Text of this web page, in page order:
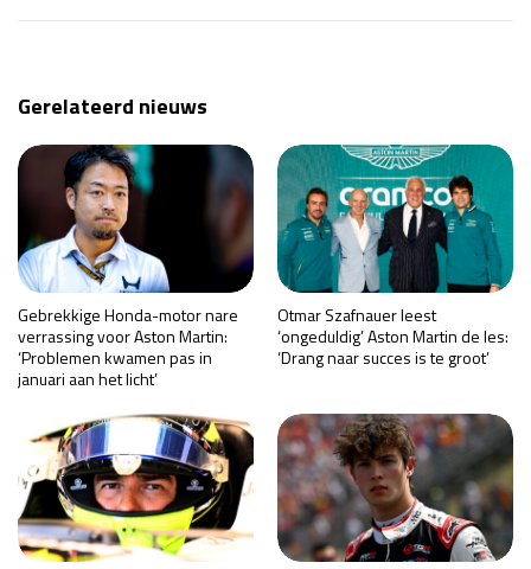
Gerelateerd nieuws
Gebrekkige Honda-motor nare
verrassing voor Aston Martin:
‘Problemen kwamen pas in
januari aan het licht’
Otmar Szafnauer leest
‘ongeduldig’ Aston Martin de les:
‘Drang naar succes is te groot’